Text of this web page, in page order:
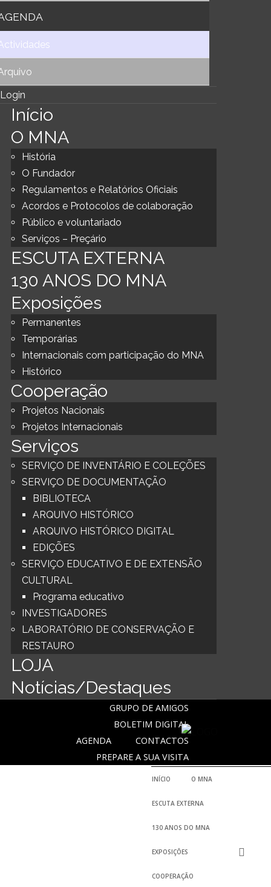
Login
Início
O MNA
História
O Fundador
Regulamentos e Relatórios Oficiais
Acordos e Protocolos de colaboração
Público e voluntariado
Serviços – Preçário
ESCUTA EXTERNA
130 ANOS DO MNA
Exposições
Permanentes
Temporárias
Internacionais com participação do MNA
Histórico
Cooperação
Projetos Nacionais
Projetos Internacionais
Serviços
SERVIÇO DE INVENTÁRIO E COLEÇÕES
SERVIÇO DE DOCUMENTAÇÃO
BIBLIOTECA
ARQUIVO HISTÓRICO
ARQUIVO HISTÓRICO DIGITAL
EDIÇÕES
SERVIÇO EDUCATIVO E DE EXTENSÃO
CULTURAL
Programa educativo
INVESTIGADORES
LABORATÓRIO DE CONSERVAÇÃO E
RESTAURO
LOJA
Notícias/Destaques
GRUPO DE AMIGOS
BOLETIM DIGITAL
CONTACTOS
AGENDA
PREPARE A SUA VISITA
INÍCIO O MNA
ESCUTA EXTERNA
130 ANOS DO MNA
EXPOSIÇÕES
COOPERAÇÃO